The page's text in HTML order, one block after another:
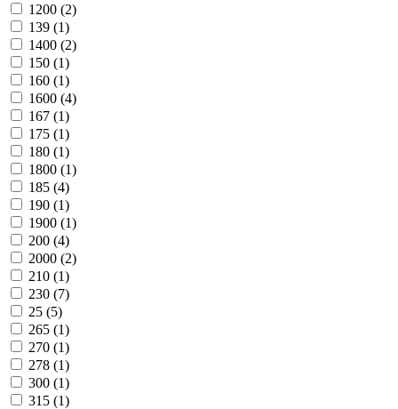
1200 (2)
139 (1)
1400 (2)
150 (1)
160 (1)
1600 (4)
167 (1)
175 (1)
180 (1)
1800 (1)
185 (4)
190 (1)
1900 (1)
200 (4)
2000 (2)
210 (1)
230 (7)
25 (5)
265 (1)
270 (1)
278 (1)
300 (1)
315 (1)